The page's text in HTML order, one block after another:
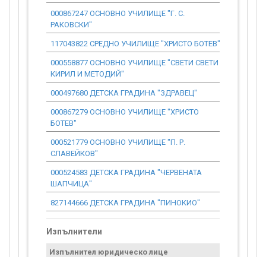
000867247 ОСНОВНО УЧИЛИЩЕ "Г. С.
РАКОВСКИ"
117043822 СРЕДНО УЧИЛИЩЕ "ХРИСТО БОТЕВ"
000558877 ОСНОВНО УЧИЛИЩЕ "СВЕТИ СВЕТИ
КИРИЛ И МЕТОДИЙ"
000497680 ДЕТСКА ГРАДИНА "ЗДРАВЕЦ"
000867279 ОСНОВНО УЧИЛИЩЕ "ХРИСТО
БОТЕВ"
000521779 ОСНОВНО УЧИЛИЩЕ "П. Р.
СЛАВЕЙКОВ"
000524583 ДЕТСКА ГРАДИНА "ЧЕРВЕНАТА
ШАПЧИЦА"
827144666 ДЕТСКА ГРАДИНА "ПИНОКИО"
Изпълнители
Изпълнител юридическо лице